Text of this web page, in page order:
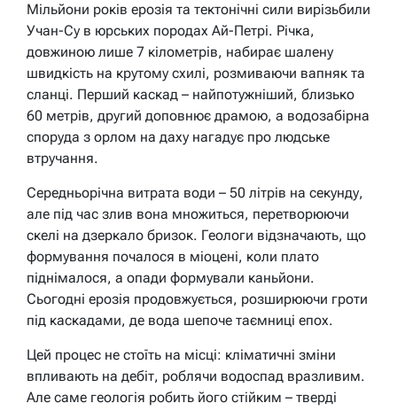
Мільйони років ерозія та тектонічні сили вирізьбили
Учан-Су в юрських породах Ай-Петрі. Річка,
довжиною лише 7 кілометрів, набирає шалену
швидкість на крутому схилі, розмиваючи вапняк та
сланці. Перший каскад – найпотужніший, близько
60 метрів, другий доповнює драмою, а водозабірна
споруда з орлом на даху нагадує про людське
втручання.
Середньорічна витрата води – 50 літрів на секунду,
але під час злив вона множиться, перетворюючи
скелі на дзеркало бризок. Геологи відзначають, що
формування почалося в міоцені, коли плато
піднімалося, а опади формували каньйони.
Сьогодні ерозія продовжується, розширюючи гроти
під каскадами, де вода шепоче таємниці епох.
Цей процес не стоїть на місці: кліматичні зміни
впливають на дебіт, роблячи водоспад вразливим.
Але саме геологія робить його стійким – тверді